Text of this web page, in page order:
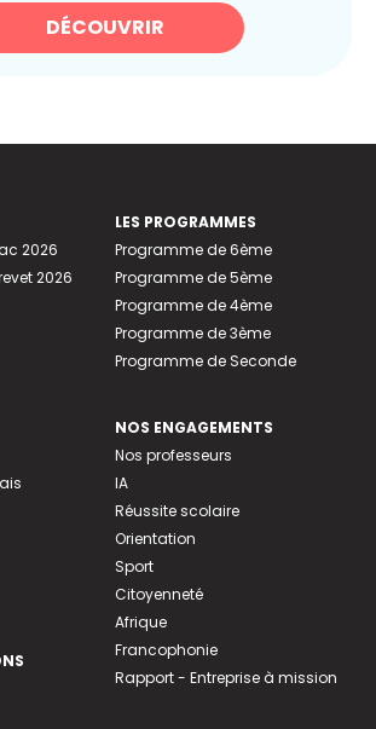
DÉCOUVRIR
2026
2026
LES PROGRAMMES
Programme de 6ème
Programme de 5ème
Programme de 4ème
Programme de 3ème
Programme de Seconde
NOS ENGAGEMENTS
Nos professeurs
IA
Réussite scolaire
Orientation
Sport
Citoyenneté
Afrique
Francophonie
Rapport - Entreprise à mission